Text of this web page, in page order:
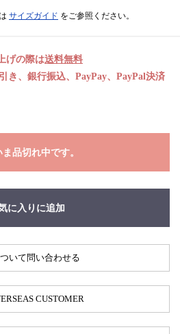
サイズガイド をご参照ください。
げの際は送料無料
き、銀行振込、PayPay、PayPal決済
品切れ中です。
に入りに追加
いて問い合わせる
CUSTOMER